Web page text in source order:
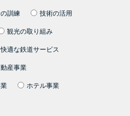
訓練 技術の活用
観光の取り組み
快適な鉄道サービス
産事業
ホテル事業